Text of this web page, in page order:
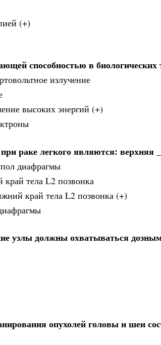
(+)
способностью в биологических
излучение
высоких энергий (+)
раке легкого являются: верхняя
диафрагмы
тела L2 позвонка
край тела L2 позвонка (+)
узлы должны охватываться
опухолей головы и шеи